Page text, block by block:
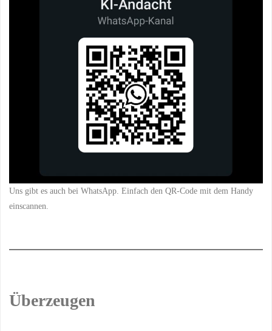
Uns gibt es auch bei WhatsApp. Einfach den QR-Code mit dem Handy
einscannen.
Überzeugen